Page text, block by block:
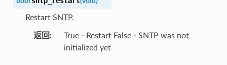
Restart SNTP.
返回
True - Restart False - SNTP was not
initialized yet